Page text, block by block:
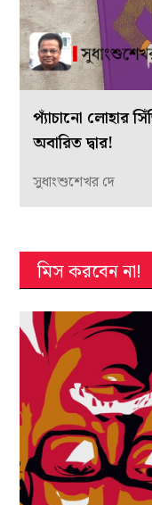
প্যাঁচানো লোহার
অবারিত দ্বার!
সুধাংশুশেখর দে
মিস করবেন না!